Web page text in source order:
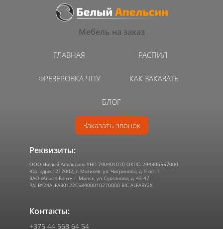
Мебель на заказ
ГЛАВНАЯ РАСПИЛ
ФРЕЗЕРОВКА ЧПУ КАК ЗАКАЗАТЬ
БЛОГ
Заказать звонок
Реквизиты:
ООО «Белый Апельсин» УНП 790401070 ОКПО 294306557000
Юр. адрес: 212002, г. Могилёв, ул. Чигринова, д. 9 оф. 1
ЗАО «Альфа-Банк», г. Минск, ул. Сурганова, д. 43-47
Р/с BY24ALFA30122C58400010270000 BIC ALFABY2X
Контакты:
+375 44 568 64 54